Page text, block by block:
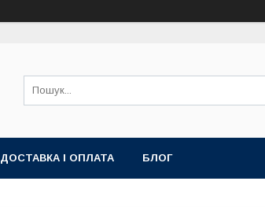
ДОСТАВКА І ОПЛАТА БЛОГ